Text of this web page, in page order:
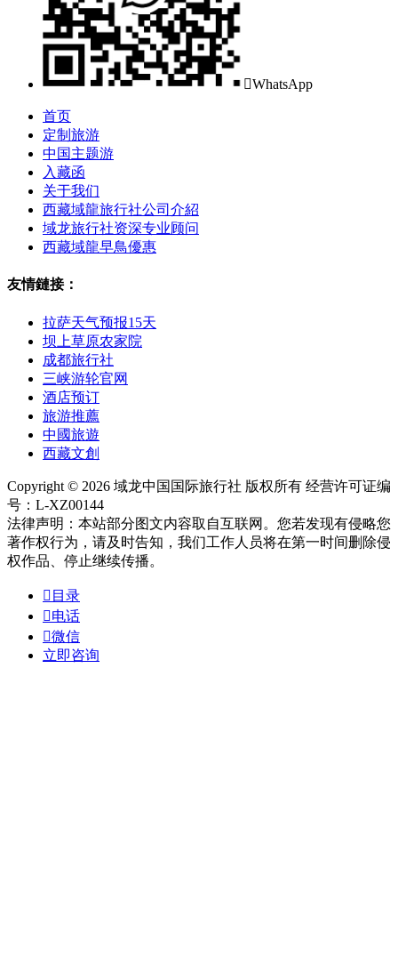
WhatsApp
首页
定制旅游
中国主题游
入藏函
关于我们
西藏域龍旅行社公司介紹
域龙旅行社资深专业顾问
西藏域龍早鳥優惠
友情鏈接：
拉萨天气预报15天
坝上草原农家院
成都旅行社
三峡游轮官网
酒店预订
旅游推薦
中國旅遊
西藏文創
Copyright © 2026 域龙中国国际旅行社 版权所有 经营许可证编
号：L-XZ00144
法律声明：本站部分图文内容取自互联网。您若发现有侵略您
著作权行为，请及时告知，我们工作人员将在第一时间删除侵
权作品、停止继续传播。
 目录
电话
微信
立即咨询